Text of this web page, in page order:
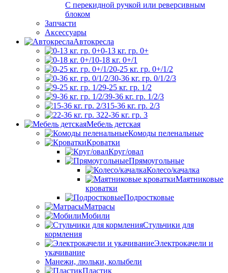
С перекидной ручкой или реверсивным
блоком
Запчасти
Аксессуары
Автокресла
0-13 кг. гр. 0+
0-18 кг. 0+/1
0-25 кг. гр. 0+/1/2
0-36 кг. гр. 0/1/2/3
9-25 кг. гр. 1/2
9-36 кг. гр. 1/2/3
15-36 кг. гр. 2/3
22-36 кг. гр. 3
Мебель детская
Комоды пеленальные
Кроватки
Круг/овал
Прямоугольные
Колесо/качалка
Маятниковые
кроватки
Подростковые
Матрасы
Мобили
Стульчики для
кормления
Электрокачели и
укачивание
Манежи, люльки, колыбели
Пластик